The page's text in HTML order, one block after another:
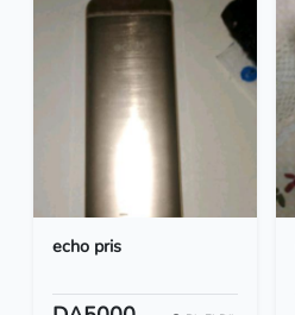
echo pris